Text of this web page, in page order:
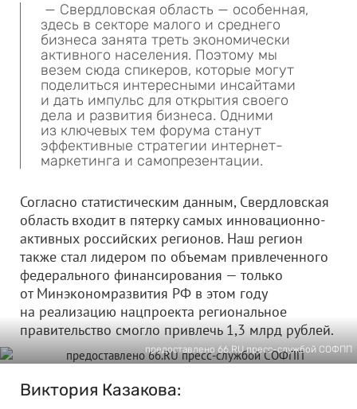
— Свердловская область — особенная,
здесь в секторе малого и среднего
бизнеса занята треть экономически
активного населения. Поэтому мы
везем сюда спикеров, которые могут
поделиться интересными инсайтами
и дать импульс для открытия своего
дела и развития бизнеса. Одними
из ключевых тем форума станут
эффективные стратегии интернет-
маркетинга и самопрезентации.
Согласно статистическим данным, Свердловская
область входит в пятерку самых инновационно-
активных российских регионов. Наш регион
также стал лидером по объемам привлеченного
федерального финансирования — только
от Минэкономразвития РФ в этом году
на реализацию нацпроекта региональное
правительство смогло привлечь 1,3 млрд рублей.
предоставлено 66.RU пресс-службой СОФПП
Виктория Казакова: